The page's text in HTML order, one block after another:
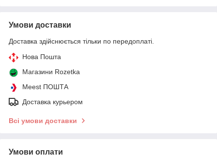
Умови доставки
Доставка здійснюється тільки по передоплаті.
Нова Пошта
Магазини Rozetka
Meest ПОШТА
Доставка курьером
Всі умови доставки
Умови оплати